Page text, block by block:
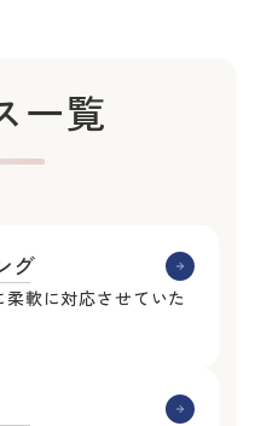
一覧
グ
軟に対応させていた